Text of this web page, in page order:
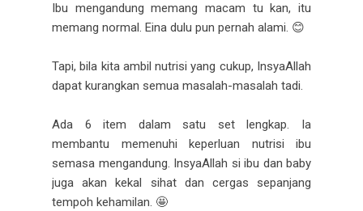
Ibu mengandung memang macam tu kan, itu
memang normal. Eina dulu pun pernah alami. 😊
Tapi, bila kita ambil nutrisi yang cukup, InsyaAllah
dapat kurangkan semua masalah-masalah tadi.
Ada 6 item dalam satu set lengkap. Ia
membantu memenuhi keperluan nutrisi ibu
semasa mengandung. InsyaAllah si ibu dan baby
juga akan kekal sihat dan cergas sepanjang
tempoh kehamilan. 🤩